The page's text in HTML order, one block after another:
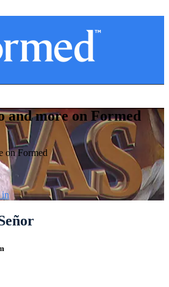
and more on Formed
on Formed
in